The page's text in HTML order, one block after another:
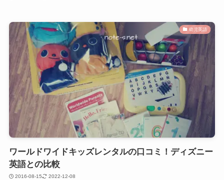
幼児英語
ワールドワイドキッズレンタルの口コミ！ディズニー
英語との比較
2016-08-15 2022-12-08